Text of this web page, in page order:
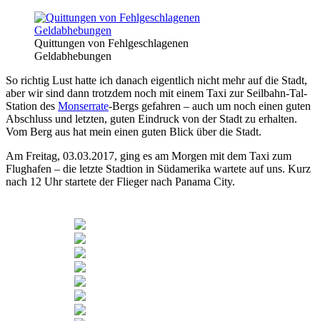
Quittungen von Fehlgeschlagenen
Geldabhebungen
So richtig Lust hatte ich danach eigentlich nicht mehr auf die Stadt,
aber wir sind dann trotzdem noch mit einem Taxi zur Seilbahn-Tal-
Station des Monserrate-Bergs gefahren – auch um noch einen guten
Abschluss und letzten, guten Eindruck von der Stadt zu erhalten.
Vom Berg aus hat mein einen guten Blick über die Stadt.
Am Freitag, 03.03.2017, ging es am Morgen mit dem Taxi zum
Flughafen – die letzte Stadtion in Südamerika wartete auf uns. Kurz
nach 12 Uhr startete der Flieger nach Panama City.